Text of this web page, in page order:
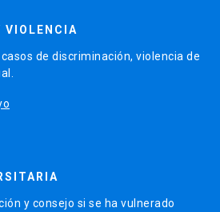
VIOLENCIA
de discriminación, violencia de
y consejo si se ha vulnerado